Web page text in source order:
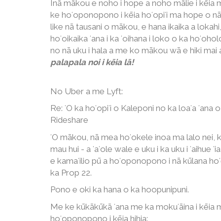
Inā mākou e noho i hope a noho mālie i kēia
ke hoʻoponopono i kēia hoʻopiʻi ma hope o nā
like nā tausani o mākou, e hana ikaika a
hoʻoikaika ʻana i ka ʻoihana i loko o ka
no nā uku i hala a me ko mākou wā e hiki mai
palapala noi i kēia lā!
No Uber a me Lyft:
Re: ʻO ka hoʻopiʻi o Kaleponi no ka loaʻa ʻana
Rideshare
ʻO mākou, nā mea hoʻokele inoa ma lalo
mau hui - a ʻaʻole wale e uku i ka uku i ʻaihue
e kamaʻilio pū a hoʻoponopono i nā kūlana
ka Prop 22.
Pono e oki ka hana o ka hoopunipuni.
Me ke kūkākūkā ʻana me ka mokuʻāina i kēia
hoʻoponopono i kēia hihia: